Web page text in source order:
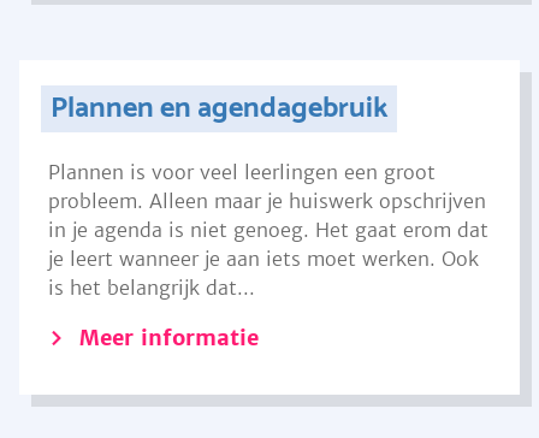
Plannen en agendagebruik
Plannen is voor veel leerlingen een groot
probleem. Alleen maar je huiswerk opschrijven
in je agenda is niet genoeg. Het gaat erom dat
je leert wanneer je aan iets moet werken. Ook
is het belangrijk dat...
Meer informatie